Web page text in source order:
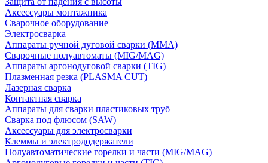
Аксессуары монтажника
Сварочное оборудование
Электросварка
Аппараты ручной дуговой сварки (MMA)
Сварочные полуавтоматы (MIG/MAG)
Аппараты аргонодуговой сварки (TIG)
Плазменная резка (PLASMA CUT)
Лазерная сварка
Контактная сварка
Аппараты для сварки пластиковых труб
Сварка под флюсом (SAW)
Аксессуары для электросварки
Клеммы и электрододержатели
Полуавтоматические горелки и части (MIG/MAG)